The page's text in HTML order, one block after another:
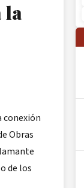
la
conexión
Obras
de los